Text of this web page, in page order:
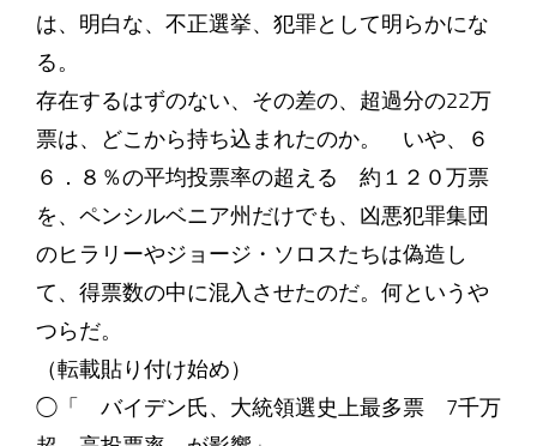
は、明白な、不正選挙、犯罪として明らかにな
る。
存在するはずのない、その差の、超過分の22万
票は、どこから持ち込まれたのか。 いや、６
６．８％の平均投票率の超える 約１２０万票
を、ペンシルベニア州だけでも、凶悪犯罪集団
のヒラリーやジョージ・ソロスたちは偽造し
て、得票数の中に混入させたのだ。何というや
つらだ。
（転載貼り付け始め）
◯「 バイデン氏、大統領選史上最多票 7千万